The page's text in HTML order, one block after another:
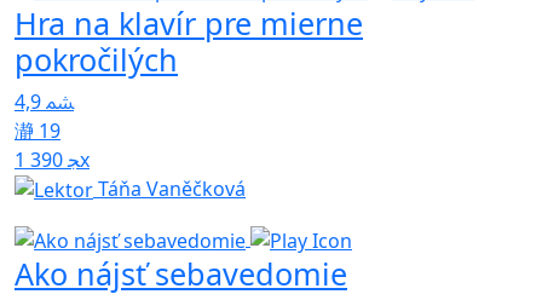
Hra na klavír pre mierne
pokročilých
4,9
19
1 390x
Táňa Vaněčková
Ako nájsť sebavedomie